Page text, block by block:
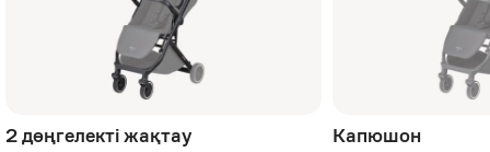
2 дөңгелекті жақтау Капюшон